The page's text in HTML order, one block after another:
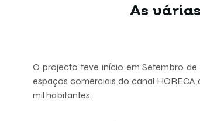
As
O projecto teve início em Setembro
espaços comerciais do canal HORECA
mil habitantes.